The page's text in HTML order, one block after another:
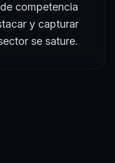
competencia
y capturar
se sature.